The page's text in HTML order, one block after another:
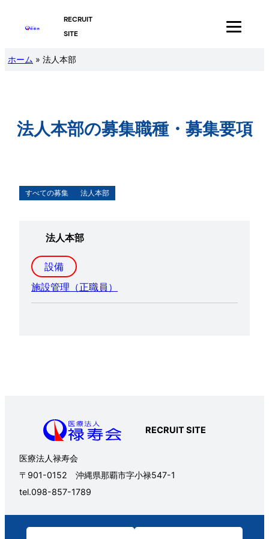
ス
RECRUIT
SITE
ホーム » 法人本部
法人本部の募集職種・募集要項
すべての募集 法人本部
法人本部
設備
施設管理（正職員）
RECRUIT SITE
医療法人禄寿会
〒901-0152 沖縄県那覇市字小禄547-1
tel.098-857-1789